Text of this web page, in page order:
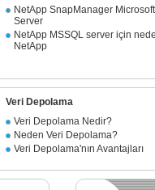
NetApp SnapManager
Server
NetApp MSSQL server için
NetApp
Veri Depolama
Veri Depolama Nedir?
Neden Veri Depolama?
Veri Depolama'nın Avantajları